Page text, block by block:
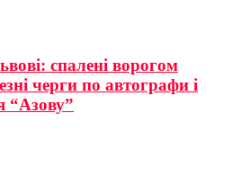
спалені ворогом
черги по автографи і
“Азову”